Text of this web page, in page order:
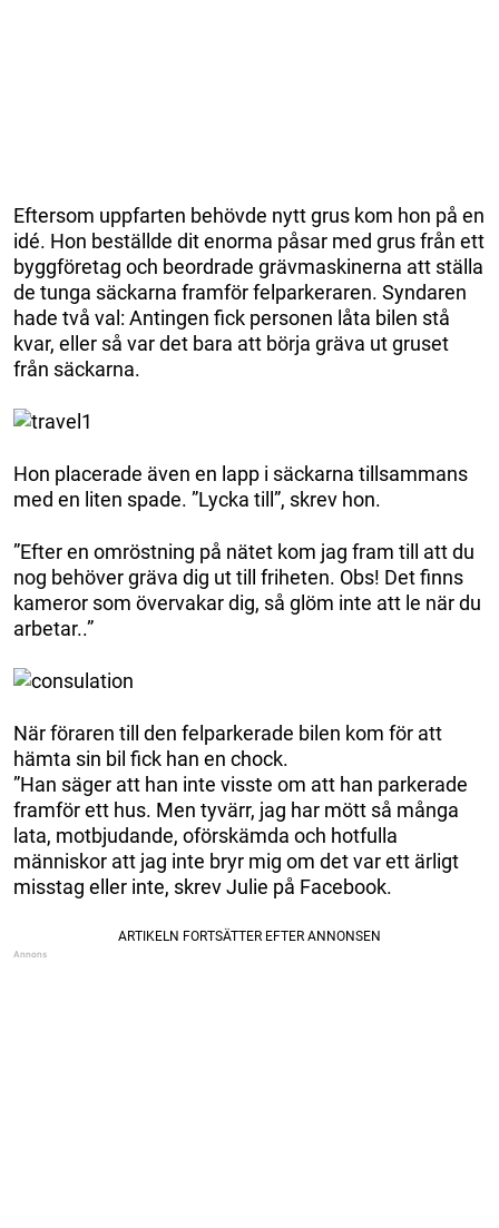
Eftersom uppfarten behövde nytt grus kom hon på en
idé. Hon beställde dit enorma påsar med grus från ett
byggföretag och beordrade grävmaskinerna att ställa
de tunga säckarna framför felparkeraren. Syndaren
hade två val: Antingen fick personen låta bilen stå
kvar, eller så var det bara att börja gräva ut gruset
från säckarna.
Hon placerade även en lapp i säckarna tillsammans
med en liten spade. ”Lycka till”, skrev hon.
”Efter en omröstning på nätet kom jag fram till att du
nog behöver gräva dig ut till friheten. Obs! Det finns
kameror som övervakar dig, så glöm inte att le när du
arbetar..”
När föraren till den felparkerade bilen kom för att
hämta sin bil fick han en chock.
”Han säger att han inte visste om att han parkerade
framför ett hus. Men tyvärr, jag har mött så många
lata, motbjudande, oförskämda och hotfulla
människor att jag inte bryr mig om det var ett ärligt
misstag eller inte, skrev Julie på Facebook.